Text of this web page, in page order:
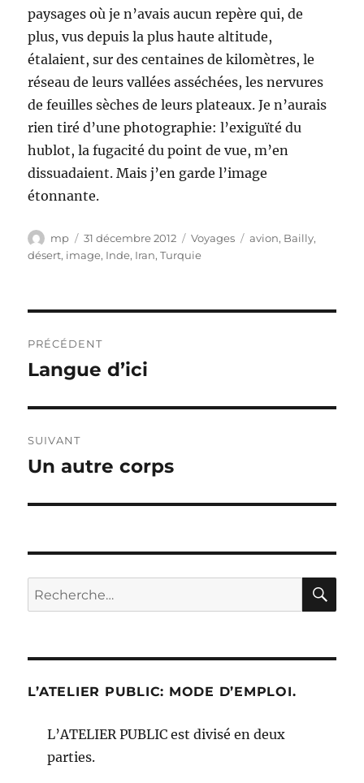
paysages où je n’avais aucun repère qui, de
plus, vus depuis la plus haute altitude,
étalaient, sur des centaines de kilomètres, le
réseau de leurs vallées asséchées, les nervures
de feuilles sèches de leurs plateaux. Je n’aurais
rien tiré d’une photographie: l’exiguïté du
hublot, la fugacité du point de vue, m’en
dissuadaient. Mais j’en garde l’image
étonnante.
Auteur
mp
Publié
le
31 décembre 2012 Catégories
Voyages Étiquettes
avion, Bailly,
désert, image, Inde, Iran,Turquie
de
PRÉCÉDENT
Publication
Langue d’ici
SUIVANT
Publication
Un autre corps
Recherche
pour :
L’ATELIER PUBLIC: MODE D’EMPLOI.
L’ATELIER PUBLIC est divisé en deux
parties.